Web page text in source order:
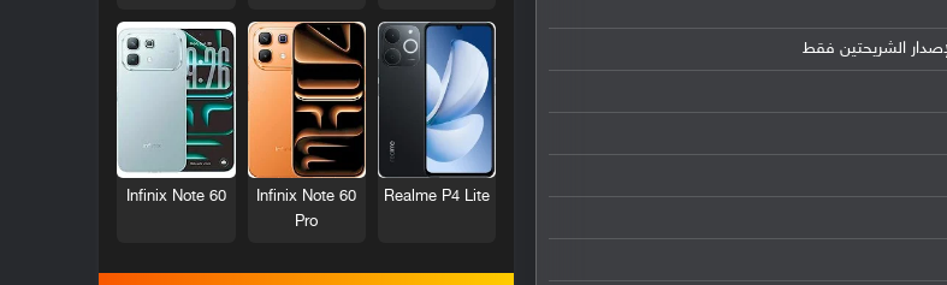
Realme P4 Lite
Infinix Note 60
Pro
Infinix Note 60